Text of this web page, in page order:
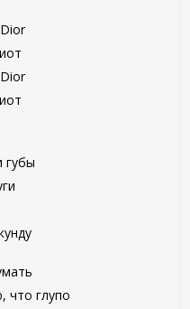
губы
что глупо